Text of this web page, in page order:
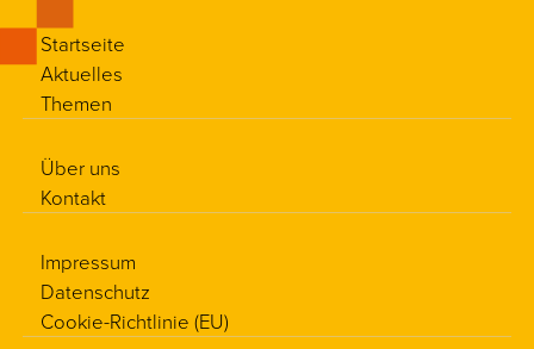
Startseite
Aktuelles
Themen
Über uns
Kontakt
Impressum
Datenschutz
Cookie-Richtlinie (EU)